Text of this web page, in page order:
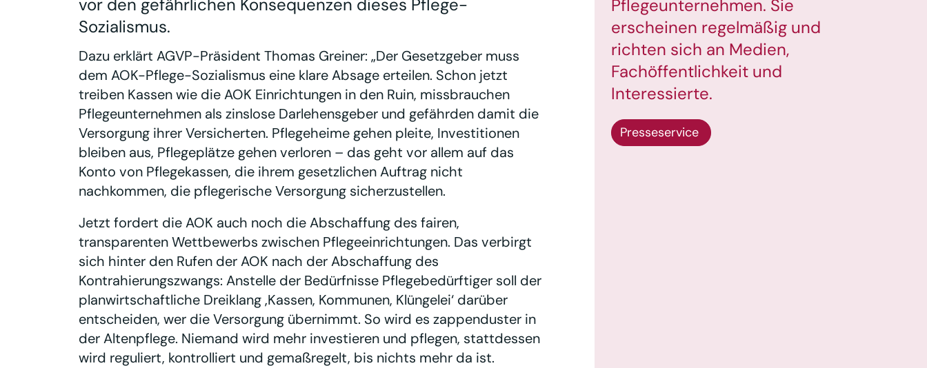
vor den gefährlichen Konsequenzen dieses Pflege-
Sozialismus.
Dazu erklärt AGVP-Präsident Thomas Greiner: „Der Gesetzgeber muss
dem AOK-Pflege-Sozialismus eine klare Absage erteilen. Schon jetzt
treiben Kassen wie die AOK Einrichtungen in den Ruin, missbrauchen
Pflegeunternehmen als zinslose Darlehensgeber und gefährden damit die
Versorgung ihrer Versicherten. Pflegeheime gehen pleite, Investitionen
bleiben aus, Pflegeplätze gehen verloren – das geht vor allem auf das
Konto von Pflegekassen, die ihrem gesetzlichen Auftrag nicht
nachkommen, die pflegerische Versorgung sicherzustellen.
Jetzt fordert die AOK auch noch die Abschaffung des fairen,
transparenten Wettbewerbs zwischen Pflegeeinrichtungen. Das verbirgt
sich hinter den Rufen der AOK nach der Abschaffung des
Kontrahierungszwangs: Anstelle der Bedürfnisse Pflegebedürftiger soll der
planwirtschaftliche Dreiklang ‚Kassen, Kommunen, Klüngelei‘ darüber
entscheiden, wer die Versorgung übernimmt. So wird es zappenduster in
der Altenpflege. Niemand wird mehr investieren und pflegen, stattdessen
wird reguliert, kontrolliert und gemaßregelt, bis nichts mehr da ist.
Pflegeunternehmen. Sie
erscheinen regelmäßig und
richten sich an Medien,
Fachöffentlichkeit und
Interessierte.
Presseservice